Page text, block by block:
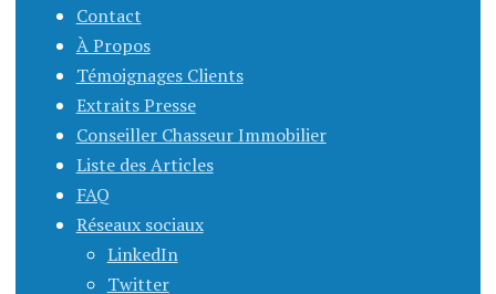
Contact
À Propos
Témoignages Clients
Extraits Presse
Conseiller Chasseur Immobilier
Liste des Articles
FAQ
Réseaux sociaux
LinkedIn
Twitter